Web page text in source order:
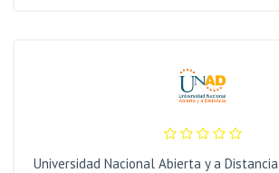
Universidad Nacional Abierta y a Distancia